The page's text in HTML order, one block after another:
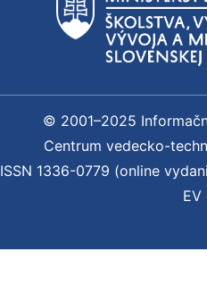
© 2001–2025
Centrum vedecko-
ISSN 1336-0779 (online
EV